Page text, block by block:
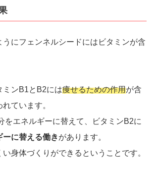
うにフェンネルシードにはビタミンが含
ミンB1とB2には痩せるための作用が含
ています。
をエネルギーに替えて、ビタミンB2に
ーに替える働きがあります。
身体づくりができるということです。